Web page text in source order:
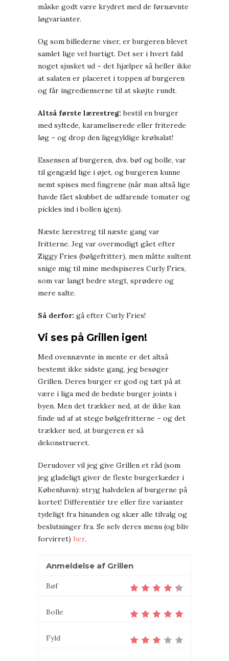
måske godt være krydret med de førnævnte
løgvarianter.
Og som billederne viser, er burgeren blevet
samlet lige vel hurtigt. Det ser i hvert fald
noget sjusket ud – det hjælper så heller ikke
at salaten er placeret i toppen af burgeren
og får ingredienserne til at skøjte rundt.
Altså første lærestreg: bestil en burger
med syltede, karameliserede eller friterede
løg – og drop den ligegyldige krølsalat!
Essensen af burgeren, dvs. bøf og bolle, var
til gengæld lige i øjet, og burgeren kunne
nemt spises med fingrene (når man altså lige
havde fået skubbet de udfarende tomater og
pickles ind i bollen igen).
Næste lærestreg til næste gang var
fritterne. Jeg var overmodigt gået efter
Ziggy Fries (bølgefritter), men måtte sultent
snige mig til mine medspiseres Curly Fries,
som var langt bedre stegt, sprødere og
mere salte.
Så derfor: gå efter Curly Fries!
Vi ses på Grillen igen!
Med ovennævnte in mente er det altså
bestemt ikke sidste gang, jeg besøger
Grillen. Deres burger er god og tæt på at
være i liga med de bedste burger joints i
byen. Men det trækker ned, at de ikke kan
finde ud af at stege bølgefritterne – og det
trækker ned, at burgeren er så
dekonstrueret.
Derudover vil jeg give Grillen et råd (som
jeg gladeligt giver de fleste burgerkæder i
København): stryg halvdelen af burgerne på
kortet! Differentiér tre eller fire varianter
tydeligt fra hinanden og skær alle tilvalg og
beslutninger fra. Se selv deres menu (og bliv
forvirret) her.
Anmeldelse af Grillen
Bøf
Bolle
Fyld